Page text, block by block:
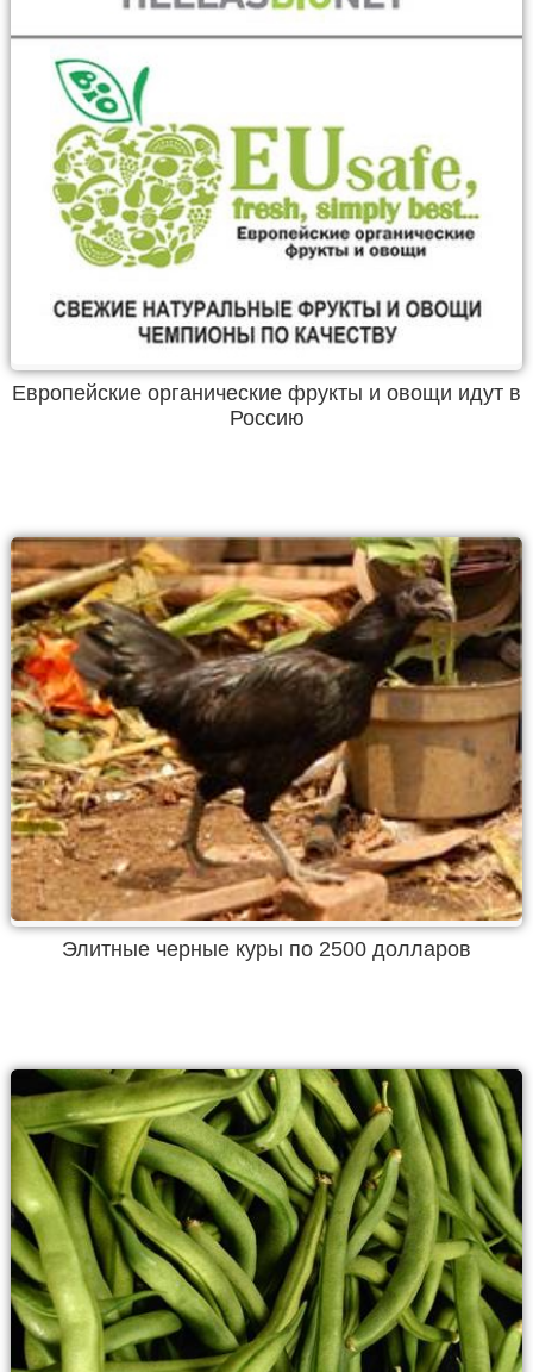
Европейские органические фрукты и овощи идут в
Россию
Элитные черные куры по 2500 долларов